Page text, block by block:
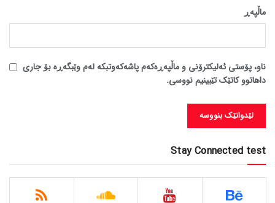
ماڵپه‌ڕ
ناو، پۆستی ئەلیکترۆنی و ماڵپەڕەکەم پاشەکەوتبکە لەم وێبگەڕە بۆ جاری
داهاتوو کاتێک تێبینیم نووسی.
Stay Connected test